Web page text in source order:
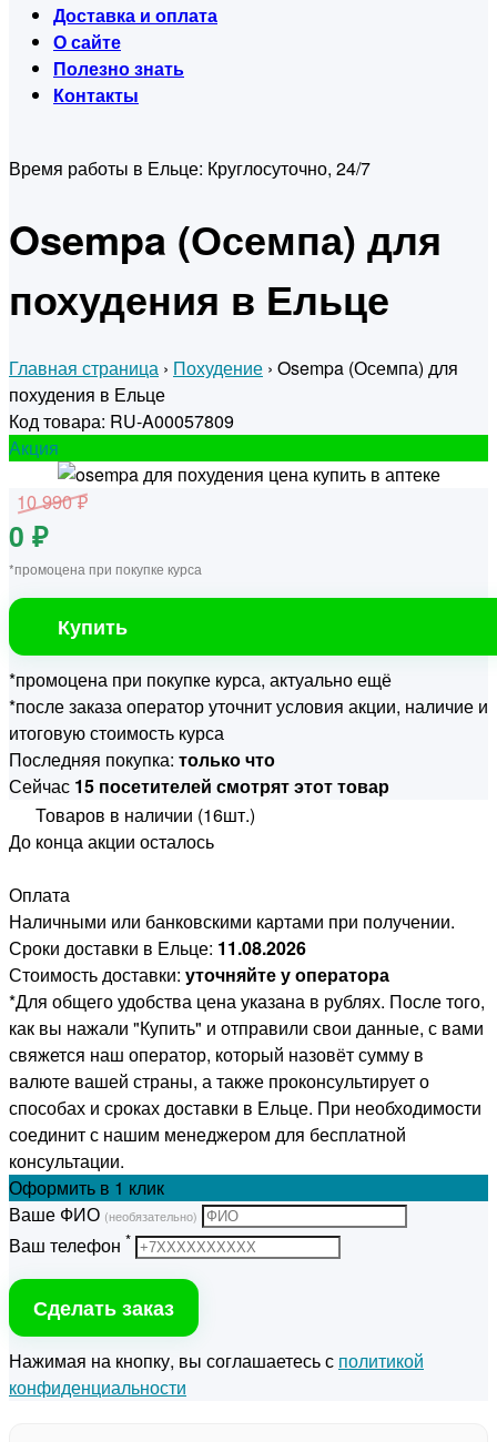
Доставка и оплата
О сайте
Полезно знать
Контакты
Время работы в Ельце: Круглосуточно, 24/7
Osempa (Осемпа) для
похудения в Ельце
Главная страница › Похудение › Osempa (Осемпа) для
похудения в Ельце
Код товара: RU-A00057809
Акция
10 990 ₽
0 ₽
*промоцена при покупке курса
Купить
*промоцена при покупке курса, актуально ещё
*после заказа оператор уточнит условия акции, наличие и
итоговую стоимость курса
Последняя покупка: только что
Сейчас 15 посетителей смотрят этот товар
Товаров в наличии (16шт.)
До конца акции осталось
Оплата
Наличными или банковскими картами при получении.
Сроки доставки в Ельце: 11.08.2026
Стоимость доставки: уточняйте у оператора
*Для общего удобства цена указана в рублях. После того,
как вы нажали "Купить" и отправили свои данные, с вами
свяжется наш оператор, который назовёт сумму в
валюте вашей страны, а также проконсультирует о
способах и сроках доставки в Ельце. При необходимости
соединит с нашим менеджером для бесплатной
консультации.
Оформить в 1 клик
Ваше ФИО (необязательно)
Ваш телефон *
Сделать заказ
Нажимая на кнопку, вы соглашаетесь с политикой
конфиденциальности